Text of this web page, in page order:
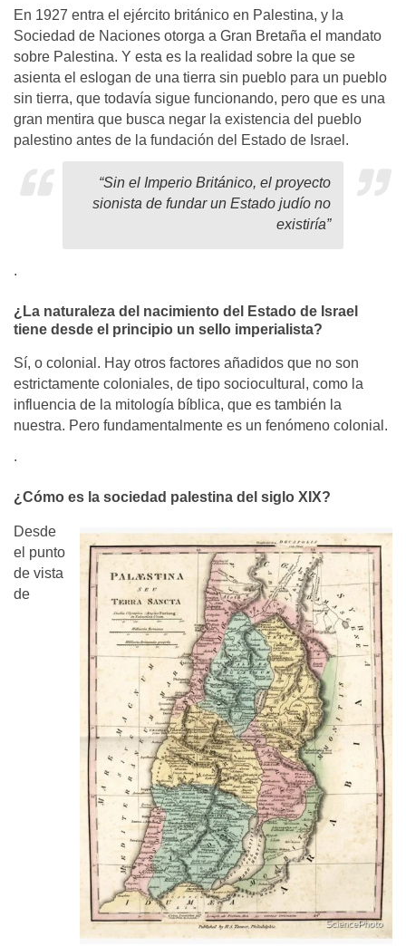
En 1927 entra el ejército británico en Palestina, y la
Sociedad de Naciones otorga a Gran Bretaña el mandato
sobre Palestina. Y esta es la realidad sobre la que se
asienta el eslogan de una tierra sin pueblo para un pueblo
sin tierra, que todavía sigue funcionando, pero que es una
gran mentira que busca negar la existencia del pueblo
palestino antes de la fundación del Estado de Israel.
“Sin el Imperio Británico, el proyecto
sionista de fundar un Estado judío no
existiría”
.
¿La naturaleza del nacimiento del Estado de Israel
tiene desde el principio un sello imperialista?
Sí, o colonial. Hay otros factores añadidos que no son
estrictamente coloniales, de tipo sociocultural, como la
influencia de la mitología bíblica, que es también la
nuestra. Pero fundamentalmente es un fenómeno colonial.
.
¿Cómo es la sociedad palestina del siglo XIX?
Desde
el punto
de vista
de